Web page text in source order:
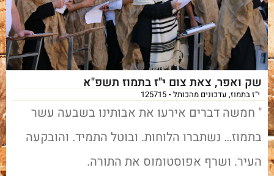
שק ואפר, צאת צום י"ז בתמוז תשפ"א
י"ז בתמוז, עדכונים מהכותל 125715
" חמשה דברים אירעו את אבותינו בשבעה עשר
בתמוז… נשתברו הלוחות. ובוטל התמיד. והובקעה
העיר. ושרף אפוסטומוס את התורה.